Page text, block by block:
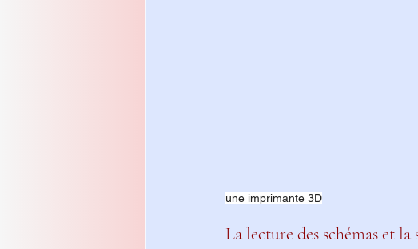
une imprimante 3D
La lecture des schémas et la